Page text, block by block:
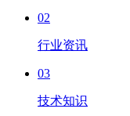
02
行业资讯
03
技术知识